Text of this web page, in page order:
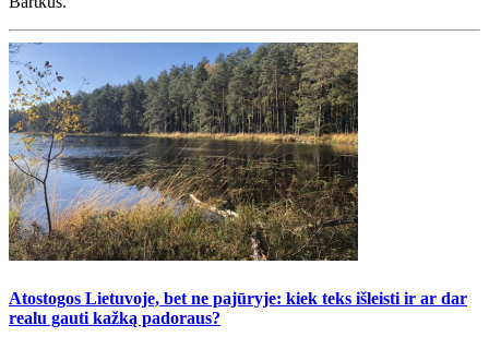
Atostogos Lietuvoje, bet ne pajūryje: kiek teks išleisti ir ar dar
realu gauti kažką padoraus?